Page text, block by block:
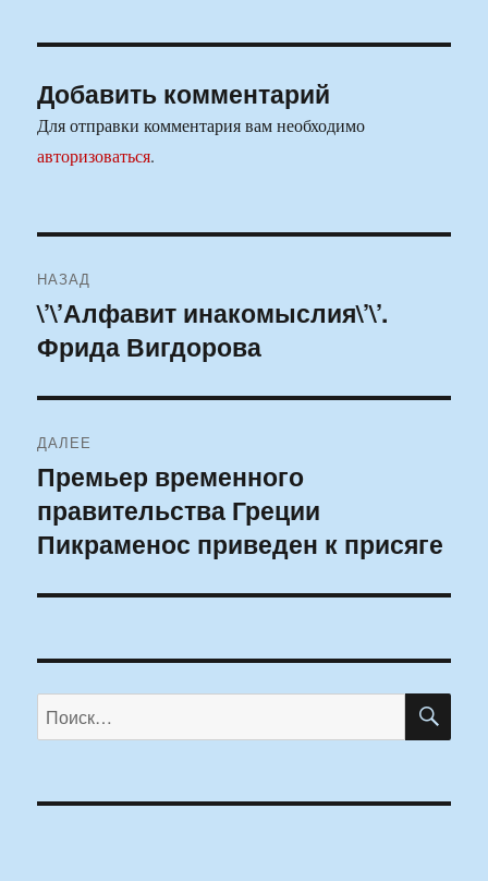
Добавить комментарий
Для отправки комментария вам необходимо
авторизоваться.
по
записям
НАЗАД
Предыдущая
запись:
\’\’Алфавит инакомыслия\’\’.
Фрида Вигдорова
ДАЛЕЕ
Следующая
запись:
Премьер временного
правительства Греции
Пикраменос приведен к присяге
Искать: